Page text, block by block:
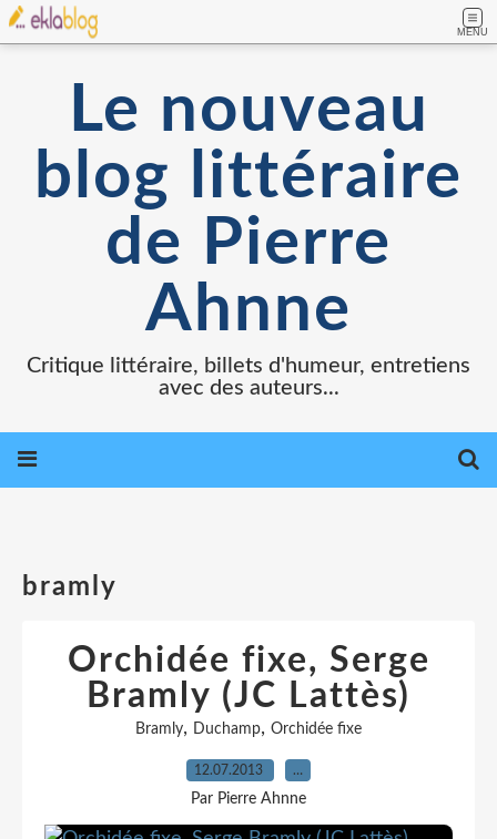
MENU
Le nouveau
blog littéraire
de Pierre
Ahnne
Critique littéraire, billets d'humeur, entretiens
avec des auteurs...
bramly
Orchidée fixe, Serge
Bramly (JC Lattès)
Bramly, Duchamp, Orchidée fixe
12.07.2013 …
Par Pierre Ahnne